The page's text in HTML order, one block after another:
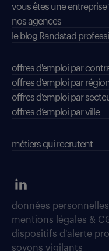
vous êtes une entreprise
nos agences
le blog Randstad
offres d'emploi par
offres d'emploi par
offres d'emploi par
offres d’emploi par ville
métiers qui recrutent
données personnelles
mentions légales &
dispositifs d'alerte
soyons vigilants